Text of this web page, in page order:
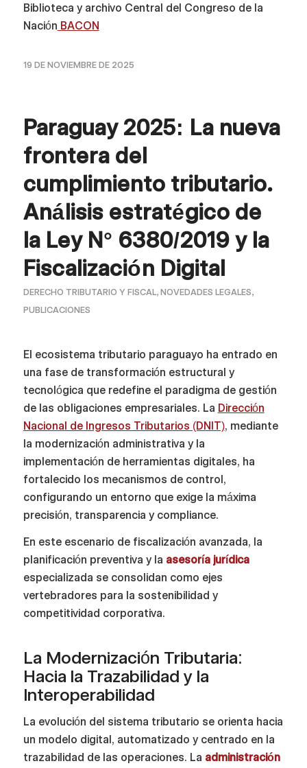
Biblioteca y archivo Central del Congreso de la
Nación BACON
19 DE NOVIEMBRE DE 2025
Paraguay 2025: La nueva
frontera del
cumplimiento tributario.
Análisis estratégico de
la Ley N° 6380/2019 y la
Fiscalización Digital
DERECHO TRIBUTARIO Y FISCAL, NOVEDADES LEGALES,
PUBLICACIONES
El ecosistema tributario paraguayo ha entrado en
una fase de transformación estructural y
tecnológica que redefine el paradigma de gestión
de las obligaciones empresariales. La Dirección
Nacional de Ingresos Tributarios (DNIT), mediante
la modernización administrativa y la
implementación de herramientas digitales, ha
fortalecido los mecanismos de control,
configurando un entorno que exige la máxima
precisión, transparencia y compliance.
En este escenario de fiscalización avanzada, la
planificación preventiva y la asesoría jurídica
especializada se consolidan como ejes
vertebradores para la sostenibilidad y
competitividad corporativa.
La Modernización Tributaria:
Hacia la Trazabilidad y la
Interoperabilidad
La evolución del sistema tributario se orienta hacia
un modelo digital, automatizado y centrado en la
trazabilidad de las operaciones. La administración